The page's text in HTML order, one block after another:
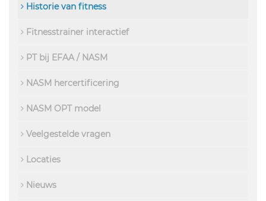
Historie van fitness
Fitnesstrainer interactief
PT bij EFAA / NASM
NASM hercertificering
NASM OPT model
Veelgestelde vragen
Locaties
Nieuws